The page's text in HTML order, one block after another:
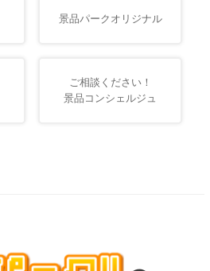
景品パークオリジナル
ご相談ください！
景品コンシェルジュ